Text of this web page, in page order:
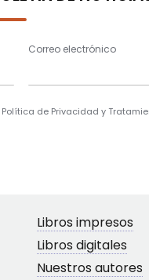
Correo electrónico
de Privacidad y
Libros impresos
Libros digitales
Nuestros autores